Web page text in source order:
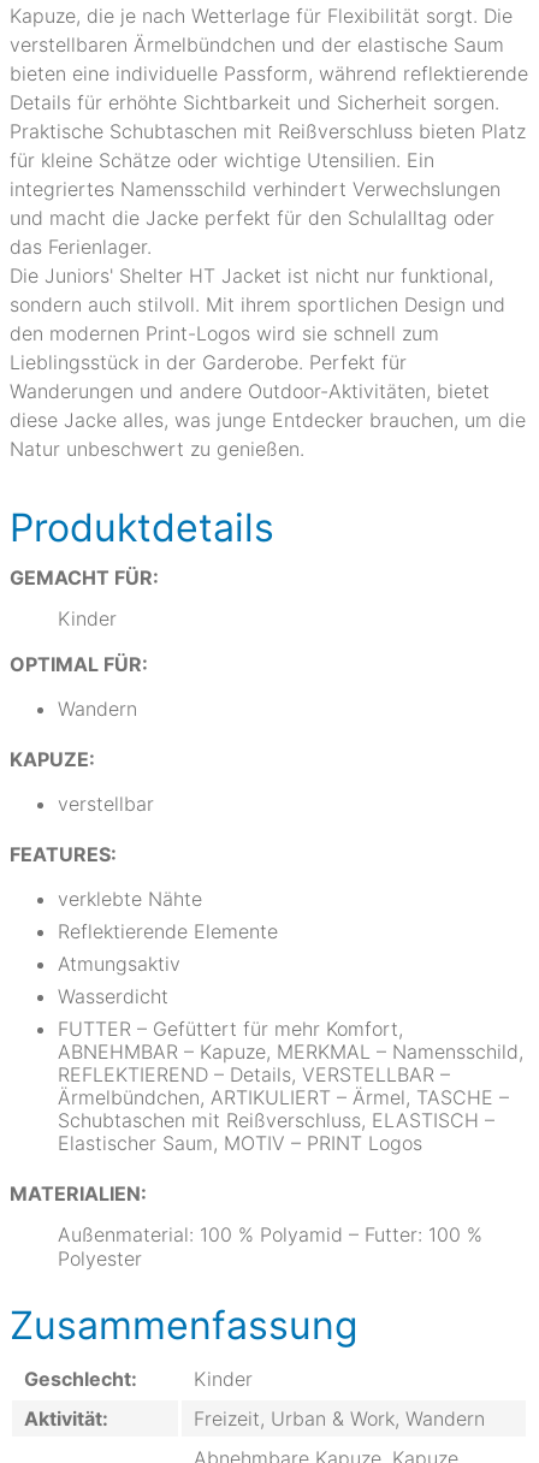
Kapuze, die je nach Wetterlage für Flexibilität sorgt. Die
verstellbaren Ärmelbündchen und der elastische Saum
bieten eine individuelle Passform, während reflektierende
Details für erhöhte Sichtbarkeit und Sicherheit sorgen.
Praktische Schubtaschen mit Reißverschluss bieten Platz
für kleine Schätze oder wichtige Utensilien. Ein
integriertes Namensschild verhindert Verwechslungen
und macht die Jacke perfekt für den Schulalltag oder
das Ferienlager.
Die Juniors' Shelter HT Jacket ist nicht nur funktional,
sondern auch stilvoll. Mit ihrem sportlichen Design und
den modernen Print-Logos wird sie schnell zum
Lieblingsstück in der Garderobe. Perfekt für
Wanderungen und andere Outdoor-Aktivitäten, bietet
diese Jacke alles, was junge Entdecker brauchen, um die
Natur unbeschwert zu genießen.
Produktdetails
GEMACHT FÜR:
Kinder
OPTIMAL FÜR:
Wandern
KAPUZE:
verstellbar
FEATURES:
verklebte Nähte
Reflektierende Elemente
Atmungsaktiv
Wasserdicht
FUTTER – Gefüttert für mehr Komfort,
ABNEHMBAR – Kapuze, MERKMAL – Namensschild,
REFLEKTIEREND – Details, VERSTELLBAR –
Ärmelbündchen, ARTIKULIERT – Ärmel, TASCHE –
Schubtaschen mit Reißverschluss, ELASTISCH –
Elastischer Saum, MOTIV – PRINT Logos
MATERIALIEN:
Außenmaterial: 100 % Polyamid – Futter: 100 %
Polyester
Zusammenfassung
Geschlecht:
Kinder
Aktivität:
Freizeit, Urban & Work, Wandern
Abnehmbare Kapuze, Kapuze,